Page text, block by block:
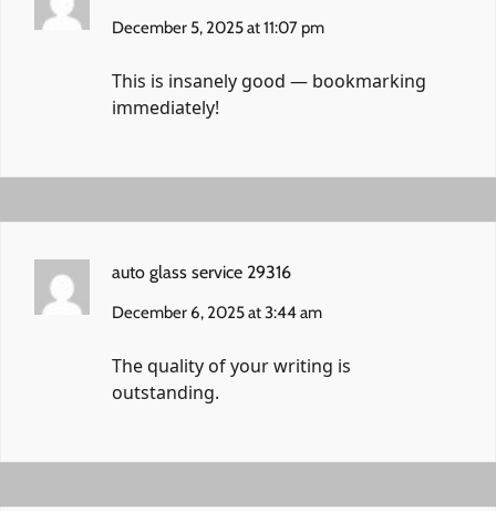
December 5, 2025 at 11:07 pm
This is insanely good — bookmarking
immediately!
auto glass service 29316
December 6, 2025 at 3:44 am
The quality of your writing is
outstanding.